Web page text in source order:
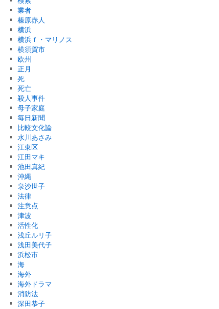
業者
榛原赤人
横浜
横浜ｆ・マリノス
横須賀市
欧州
正月
死
死亡
殺人事件
母子家庭
毎日新聞
比較文化論
水川あさみ
江東区
江田マキ
池田真紀
沖縄
泉沙世子
法律
注意点
津波
活性化
浅丘ルリ子
浅田美代子
浜松市
海
海外
海外ドラマ
消防法
深田恭子